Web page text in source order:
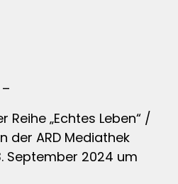
„Echtes Leben“ /
der ARD Mediathek
September 2024 um